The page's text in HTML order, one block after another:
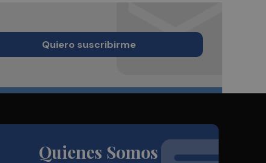
Quiero suscribirme
Quienes Somos